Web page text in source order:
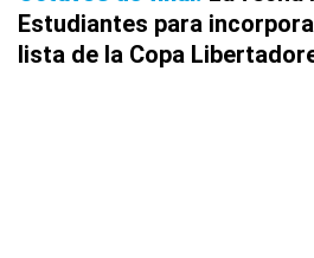
Estudiantes para
lista de la Copa